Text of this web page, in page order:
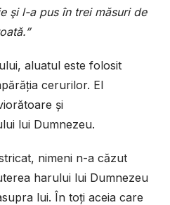
şi l-a pus în trei măsuri de
aluatul este folosit
ce­rurilor. El
și
lui Dumnezeu.
nimeni n-a căzut
ha­rului lui Dumnezeu
lui. În toți aceia care